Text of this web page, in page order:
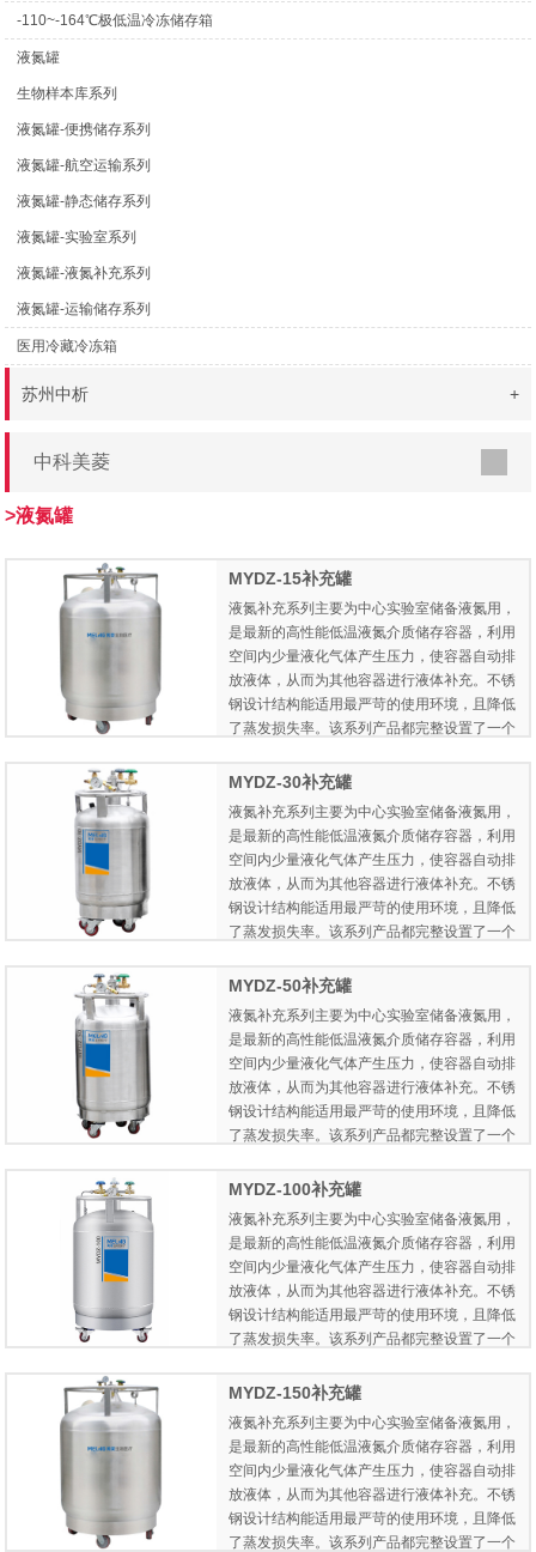
-110~-164℃极低温冷冻储存箱
液氮罐
生物样本库系列
液氮罐-便携储存系列
液氮罐-航空运输系列
液氮罐-静态储存系列
液氮罐-实验室系列
液氮罐-液氮补充系列
液氮罐-运输储存系列
医用冷藏冷冻箱
苏州中析 +
中科美菱
>液氮罐
MYDZ-15补充罐
液氮补充系列主要为中心实验室储备液氮用，
是最新的高性能低温液氮介质储存容器，利用
空间内少量液化气体产生压力，使容器自动排
放液体，从而为其他容器进行液体补充。不锈
钢设计结构能适用最严苛的使用环境，且降低
了蒸发损失率。该系列产品都完整设置了一个
上的容器还增加了爆破片和消声器等安全结
向脚轮，方便容器在不同场所使用和移动。主
要适用于实验室用户和化工企业用户用于液氮
储存和液氮自动补给。
MYDZ-30补充罐
液氮补充系列主要为中心实验室储备液氮用，
是最新的高性能低温液氮介质储存容器，利用
空间内少量液化气体产生压力，使容器自动排
放液体，从而为其他容器进行液体补充。不锈
钢设计结构能适用最严苛的使用环境，且降低
了蒸发损失率。该系列产品都完整设置了一个
上的容器还增加了爆破片和消声器等安全结
向脚轮，方便容器在不同场所使用和移动。主
要适用于实验室用户和化工企业用户用于液氮
储存和液氮自动补给。
MYDZ-50补充罐
液氮补充系列主要为中心实验室储备液氮用，
是最新的高性能低温液氮介质储存容器，利用
空间内少量液化气体产生压力，使容器自动排
放液体，从而为其他容器进行液体补充。不锈
钢设计结构能适用最严苛的使用环境，且降低
了蒸发损失率。该系列产品都完整设置了一个
上的容器还增加了爆破片和消声器等安全结
向脚轮，方便容器在不同场所使用和移动。主
要适用于实验室用户和化工企业用户用于液氮
储存和液氮自动补给。
MYDZ-100补充罐
液氮补充系列主要为中心实验室储备液氮用，
是最新的高性能低温液氮介质储存容器，利用
空间内少量液化气体产生压力，使容器自动排
放液体，从而为其他容器进行液体补充。不锈
钢设计结构能适用最严苛的使用环境，且降低
了蒸发损失率。该系列产品都完整设置了一个
上的容器还增加了爆破片和消声器等安全结
向脚轮，方便容器在不同场所使用和移动。主
要适用于实验室用户和化工企业用户用于液氮
储存和液氮自动补给。
MYDZ-150补充罐
液氮补充系列主要为中心实验室储备液氮用，
是最新的高性能低温液氮介质储存容器，利用
空间内少量液化气体产生压力，使容器自动排
放液体，从而为其他容器进行液体补充。不锈
钢设计结构能适用最严苛的使用环境，且降低
了蒸发损失率。该系列产品都完整设置了一个